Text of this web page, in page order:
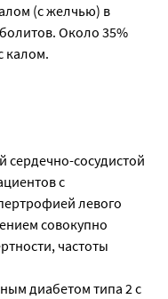
(с желчью) в
Около 35%
калом.
сердечно-сосудистой
с
левого
совокупно
частоты
диабетом типа 2 с